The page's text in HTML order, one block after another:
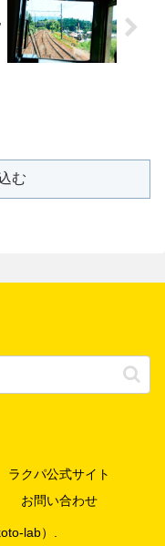
む
ラクパ公式サイト
お問い合わせ
lab）.